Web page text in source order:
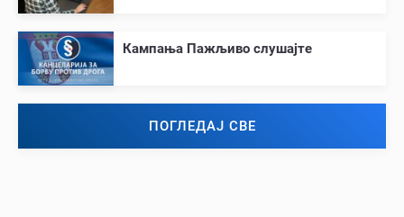
Кампања Пажљиво слушајте
ПОГЛЕДАЈ СВЕ